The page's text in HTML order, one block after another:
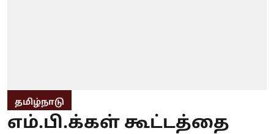
தமிழ்நாடு
எம்.பி.க்கள் கூட்டத்தை